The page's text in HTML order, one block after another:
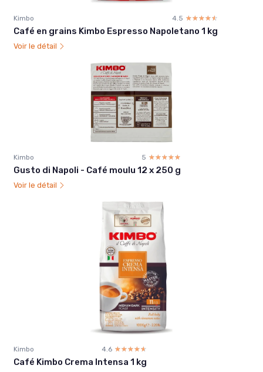
Kimbo 4.5 ☆☆☆☆☆
★★★★★
Café en grains Kimbo Espresso Napoletano 1 kg
Voir le détail
Kimbo 5 ☆☆☆☆☆
★★★★★
Gusto di Napoli - Café moulu 12 x 250 g
Voir le détail
Kimbo 4.6 ☆☆☆☆☆
★★★★★
Café Kimbo Crema Intensa 1 kg